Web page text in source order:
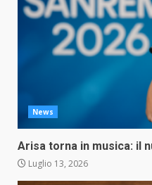
News
Arisa torna in musica: il
Luglio 13, 2026